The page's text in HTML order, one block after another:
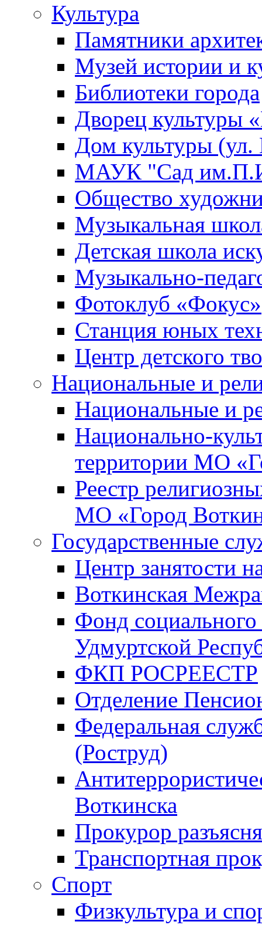
Культура
Памятники
Музей истории и
Библиотеки города
Дворец культуры
Дом культуры (ул.
МАУК "Сад
Общество
Музыкальная
Детская школа
Музыкально-
Фотоклуб «Фокус»
Станция юных
Центр детского
Национальные и
Национальные и
Национально-
территории МО
Реестр
МО «Город
Государственные
Центр занятости
Воткинская
Фонд
Удмуртской
ФКП РОСРЕЕСТР
Отделение
Федеральная
(Роструд)
Воткинска
Прокурор
Транспортная
Спорт
Физкультура и